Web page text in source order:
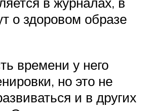
о здоровом образе
времени у него
но это не
и в других